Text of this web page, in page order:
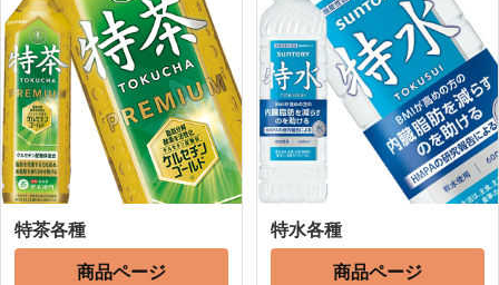
特茶各種
商品ページ
特水各種
商品ページ